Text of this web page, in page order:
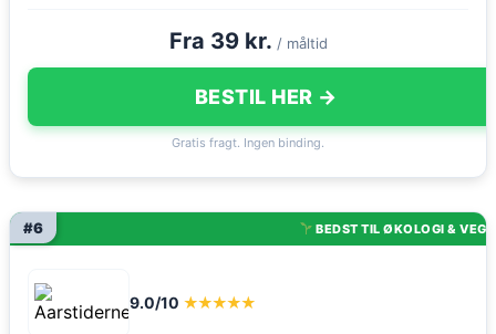
Fra 39 kr. / måltid
BESTIL HER →
Gratis fragt. Ingen binding.
BEDST TIL ØKOLOGI &
#6
9.0/10 ★★★★★